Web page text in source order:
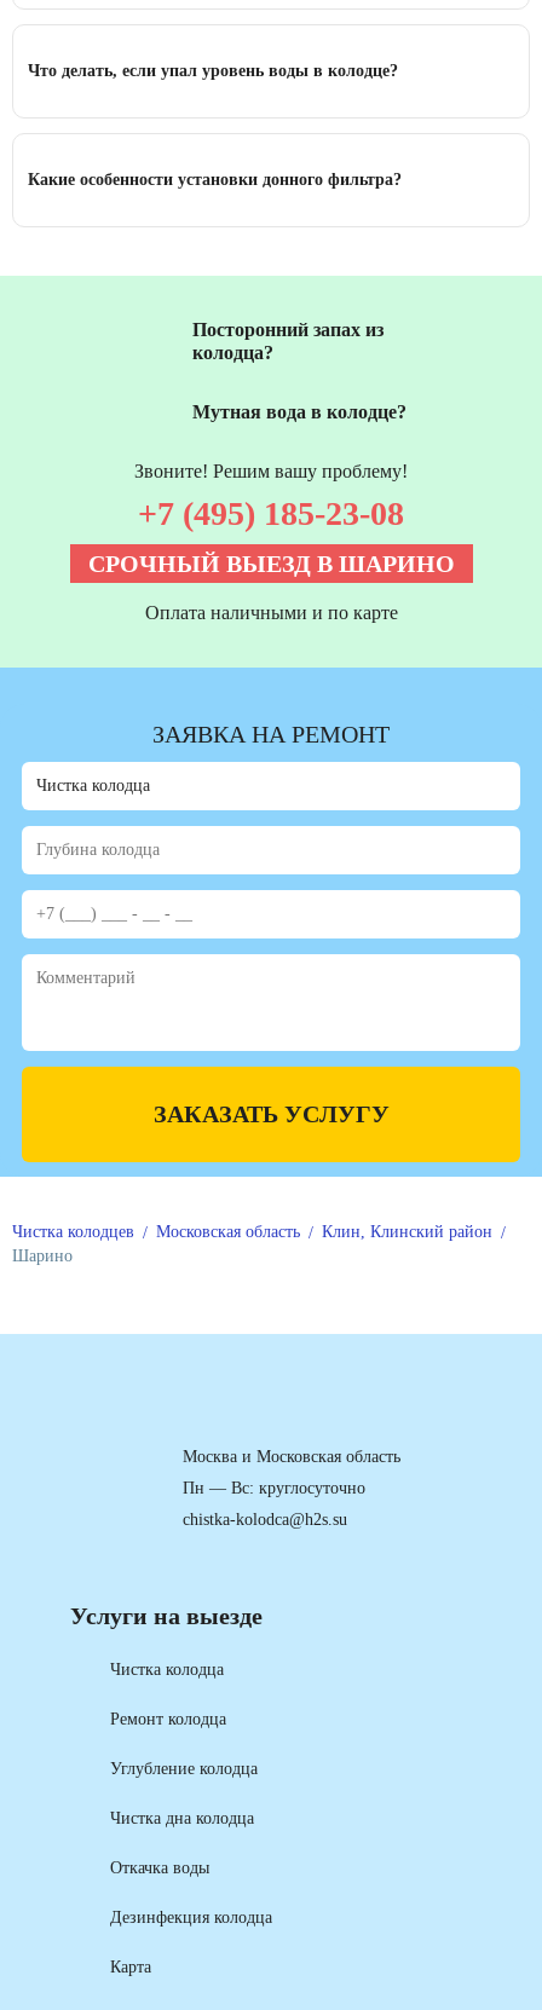
Что делать, если упал уровень воды в колодце?
Какие особенности установки донного фильтра?
Посторонний запах из
колодца?
Мутная вода в колодце?
Звоните! Решим вашу проблему!
+7 (495) 185-23-08
СРОЧНЫЙ ВЫЕЗД В ШАРИНО
Оплата наличными и по карте
ЗАЯВКА НА РЕМОНТ
ЗАКАЗАТЬ УСЛУГУ
Чистка колодцев Московская область
Клин, Клинский район
Шарино
Услуги на выезде
Чистка колодца
Ремонт колодца
Углубление колодца
Чистка дна колодца
Откачка воды
Дезинфекция колодца
Карта
Москва и Московская область
Пн — Вс: круглосуточно
chistka-kolodca@h2s.su